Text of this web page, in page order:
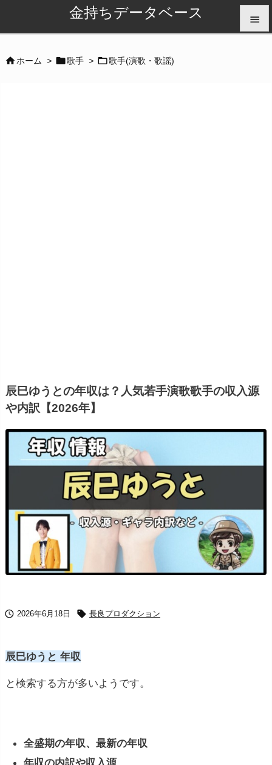
金持ちデータベース 
ホーム > 歌手 > 歌手(演歌・歌謡)
辰巳ゆうとの年収は？人気若手演歌歌手の収入源
や内訳【2026年】
 2026年6月18日  長良プロダクション
辰巳ゆうと 年収
と検索する方が多いようです。
全盛期の年収、最新の年収
年収の内訳や収入源